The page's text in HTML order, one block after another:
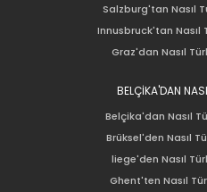
Salzburg'tan Nasıl
Innusbruck'tan Nasıl
Graz'dan Nasıl
BELÇİKA'DAN
Belçika'dan Nasıl
Brüksel'den Nasıl
liege'den Nasıl
Ghent'ten Nasıl